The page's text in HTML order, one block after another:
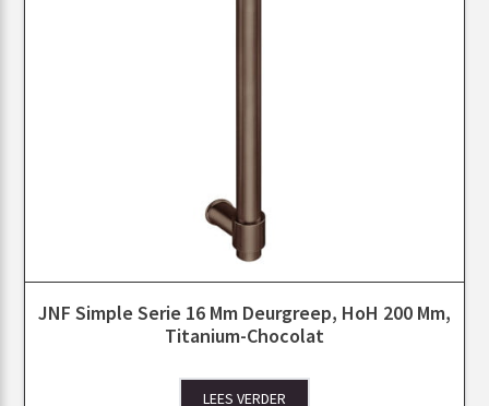
JNF Simple Serie 16 Mm Deurgreep, HoH 200 Mm,
Titanium-Chocolat
LEES VERDER